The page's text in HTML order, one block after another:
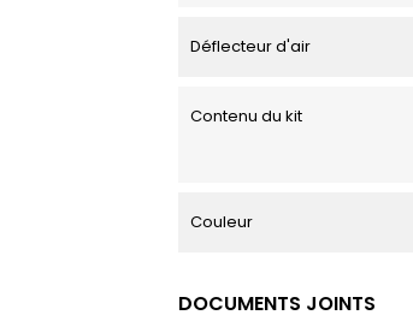
Déflecteur d'air
Contenu du kit
Couleur
DOCUMENTS JOINTS